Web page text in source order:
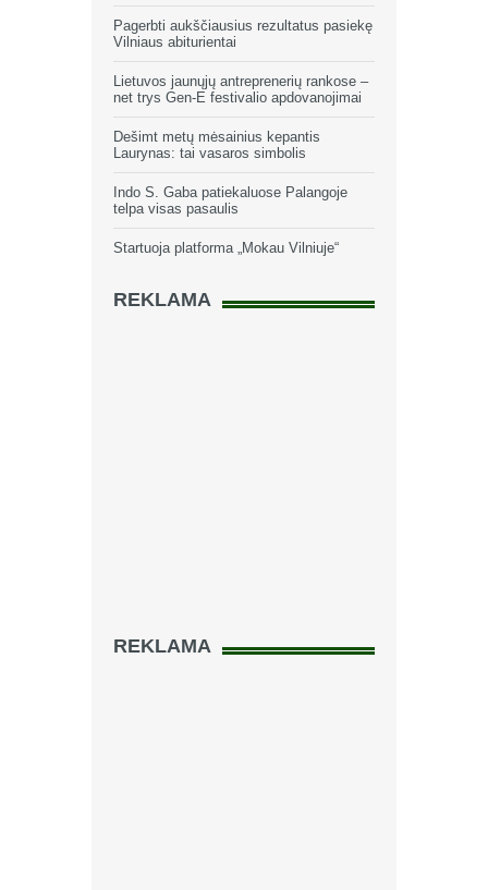
Pagerbti aukščiausius rezultatus pasiekę
Vilniaus abiturientai
Lietuvos jaunųjų antreprenerių rankose –
net trys Gen-E festivalio apdovanojimai
Dešimt metų mėsainius kepantis
Laurynas: tai vasaros simbolis
Indo S. Gaba patiekaluose Palangoje
telpa visas pasaulis
Startuoja platforma „Mokau Vilniuje“
REKLAMA
REKLAMA